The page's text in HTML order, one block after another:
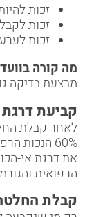
זכות
זכות
זכות
מה קורה
מבצעת בדיקה
קביעת
לאחר קבלת
60%
את דרגת אי-
הרפואית
קבלת